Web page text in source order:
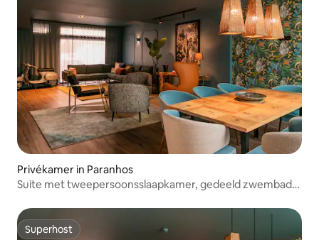
Privékamer in Paranhos
Suite met tweepersoonsslaapkamer, gedeeld zwembad
Superhost
Superhost